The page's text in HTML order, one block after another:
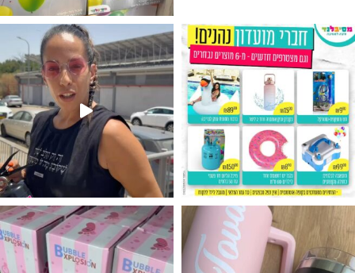
מין העובר רק במסיבלנד !! קיים
מטף לגילוי מין העובר חזר למלא